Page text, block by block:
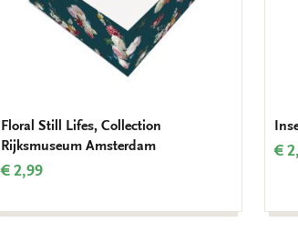
Floral Still Lifes, Collection
Rijksmuseum Amsterdam
€ 2,99
€